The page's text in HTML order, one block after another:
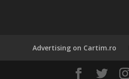
Advertising on Cartim.ro